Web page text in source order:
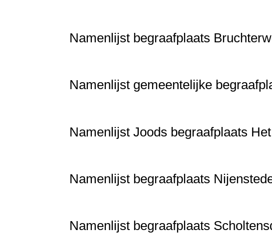
Namenlijst begraafplaats
Namenlijst gemeentelijke
Namenlijst Joods begraafplaats
Namenlijst begraafplaats
Namenlijst begraafplaats